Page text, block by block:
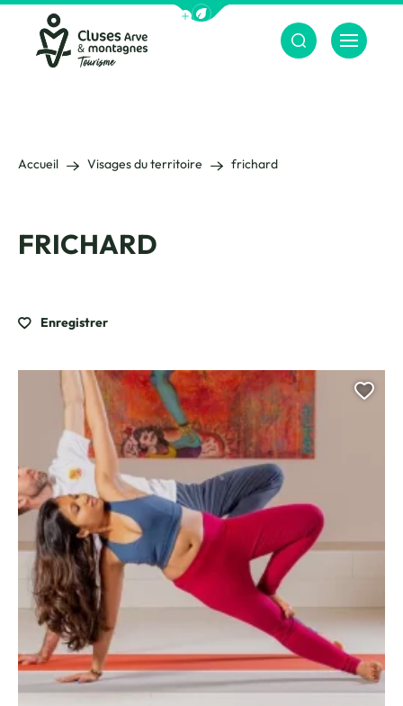
Afficher la barre de navigation du
Menu
Accueil Visages du territoire frichard
FRICHARD
Enregistrer